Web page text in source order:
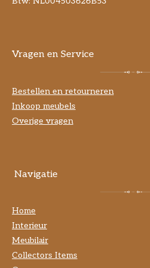
Vragen en Service
Bestellen en retourneren
Inkoop meubels
Overige vragen
Navigatie
Home
Interieur
Meubilair
Collectors Items